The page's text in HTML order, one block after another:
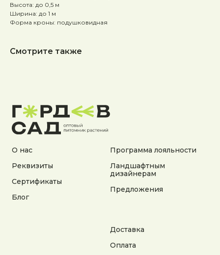
Высота: до 0,5 м
Ширина: до 1 м
Форма кроны: подушковидная
Смотрите также
О нас
Реквизиты
Сертификаты
Блог
Программа лояльности
Ландшафтным
дизайнерам
Предложения
Доставка
Оплата
Адрес: